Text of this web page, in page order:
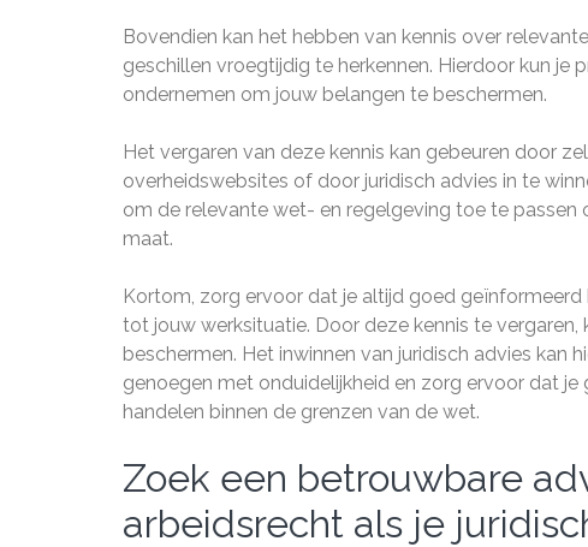
Bovendien kan het hebben van kennis over
geschillen vroegtijdig te herkennen. Hierdoor kun je
ondernemen om jouw belangen te beschermen.
Het vergaren van deze kennis kan gebeuren door
overheidswebsites of door juridisch advies in te
om de relevante wet- en regelgeving toe te passen
maat.
Kortom, zorg ervoor dat je altijd goed
tot jouw werksituatie. Door deze kennis te
beschermen. Het inwinnen van juridisch advies kan
genoegen met onduidelijkheid en zorg ervoor dat
handelen binnen de grenzen van de wet.
Zoek een betrouwbare
arbeidsrecht als je